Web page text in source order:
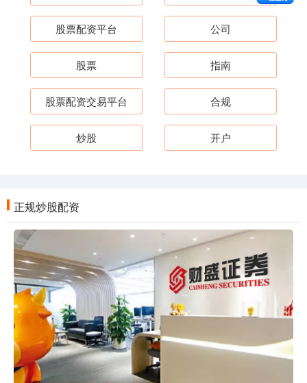
股票配资平台 公司
股票 指南
股票配资交易平台 合规
炒股 开户
正规炒股配资